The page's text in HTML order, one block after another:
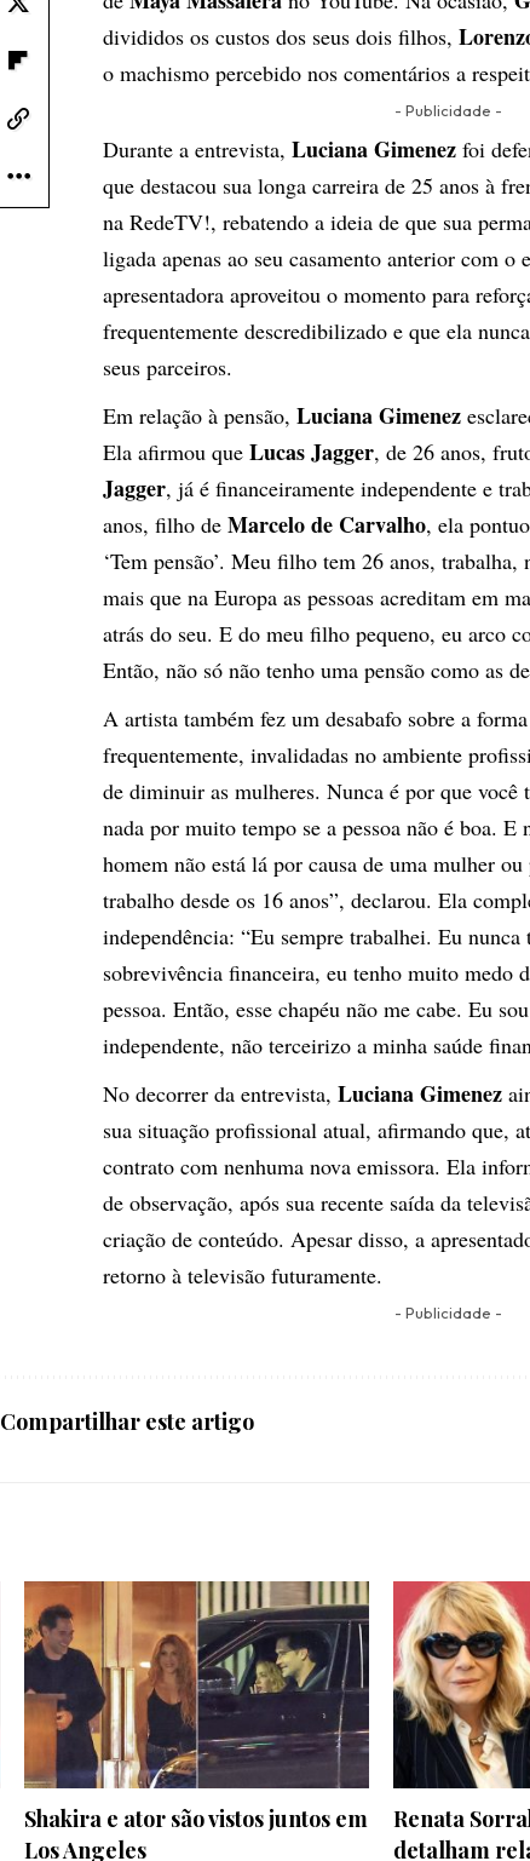
divididos os custos dos seus dois filhos,
o machismo percebido nos comentários a
- Publicidade -
Durante a entrevista, Luciana Gimenez foi
que destacou sua longa carreira de 25 anos à
na RedeTV!, rebatendo a ideia de que sua
ligada apenas ao seu casamento anterior com o
apresentadora aproveitou o momento para
frequentemente descredibilizado e que ela
seus parceiros.
Em relação à pensão, Luciana Gimenez
Ela afirmou que Lucas Jagger, de 26 anos,
Jagger, já é financeiramente independente e
anos, filho de Marcelo de Carvalho, ela
‘Tem pensão’. Meu filho tem 26 anos,
mais que na Europa as pessoas acreditam em
atrás do seu. E do meu filho pequeno, eu arco
Então, não só não tenho uma pensão como as
A artista também fez um desabafo sobre a
frequentemente, invalidadas no ambiente
de diminuir as mulheres. Nunca é por que
nada por muito tempo se a pessoa não é boa.
homem não está lá por causa de uma mulher
trabalho desde os 16 anos”, declarou. Ela
independência: “Eu sempre trabalhei. Eu
sobrevivência financeira, eu tenho muito medo
pessoa. Então, esse chapéu não me cabe. Eu
independente, não terceirizo a minha saúde
No decorrer da entrevista, Luciana Gimenez
sua situação profissional atual, afirmando que,
contrato com nenhuma nova emissora. Ela
de observação, após sua recente saída da
criação de conteúdo. Apesar disso, a
retorno à televisão futuramente.
- Publicidade -
Compartilhar este artigo
Shakira e ator são vistos juntos em
Los Angeles
Renata
detalham